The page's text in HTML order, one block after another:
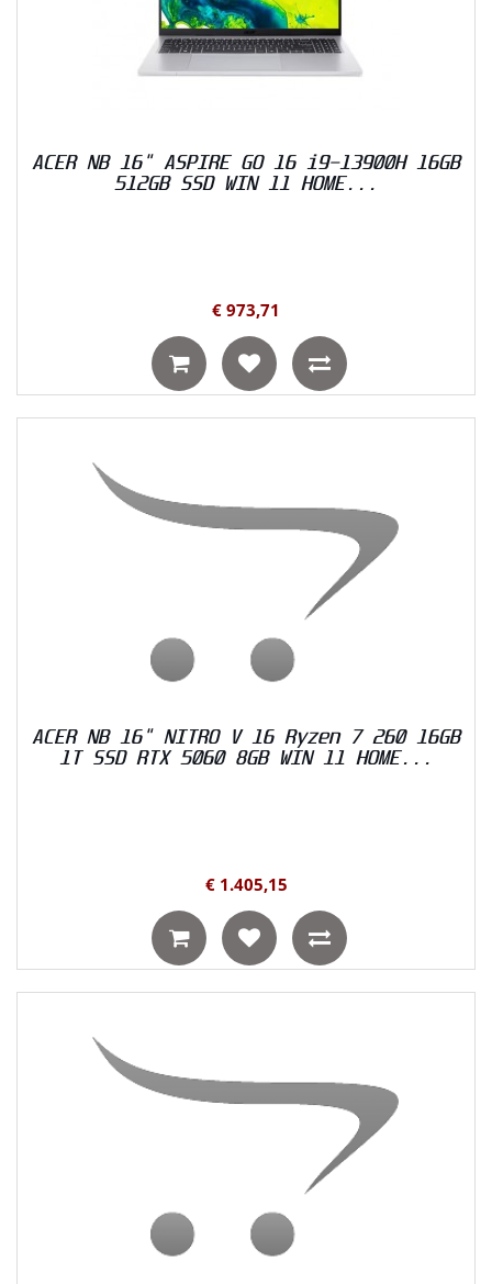
ACER NB 16" ASPIRE GO 16 i9-13900H 16GB
512GB SSD WIN 11 HOME...
€ 973,71
ACER NB 16" NITRO V 16 Ryzen 7 260 16GB
1T SSD RTX 5060 8GB WIN 11 HOME...
€ 1.405,15